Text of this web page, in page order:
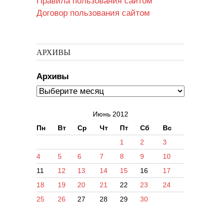
Договор пользования сайтом
АРХИВЫ
Архивы
Июнь 2012
Пн
Вт Ср Чт Пт Сб Вс
1 2
3
4
5 6 7 8 9
10
11
12 13 14 15 16
17
18
19 20 21 22 23
24
25
26 27 28 29 30